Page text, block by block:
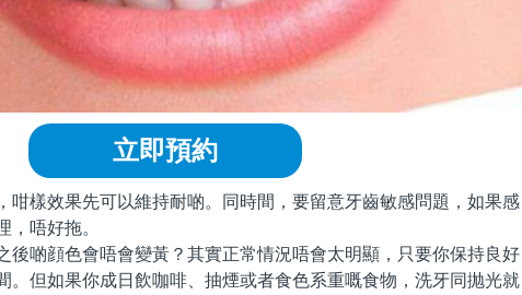
立即預約
樣效果先可以維持耐啲。同時間，要留意牙齒敏感問題，如果感
，唔好拖。
啲顔色會唔會變黃？其實正常情況唔會太明顯，只要你保持良好
。但如果你成日飲咖啡、抽煙或者食色系重嘅食物，洗牙同抛光就